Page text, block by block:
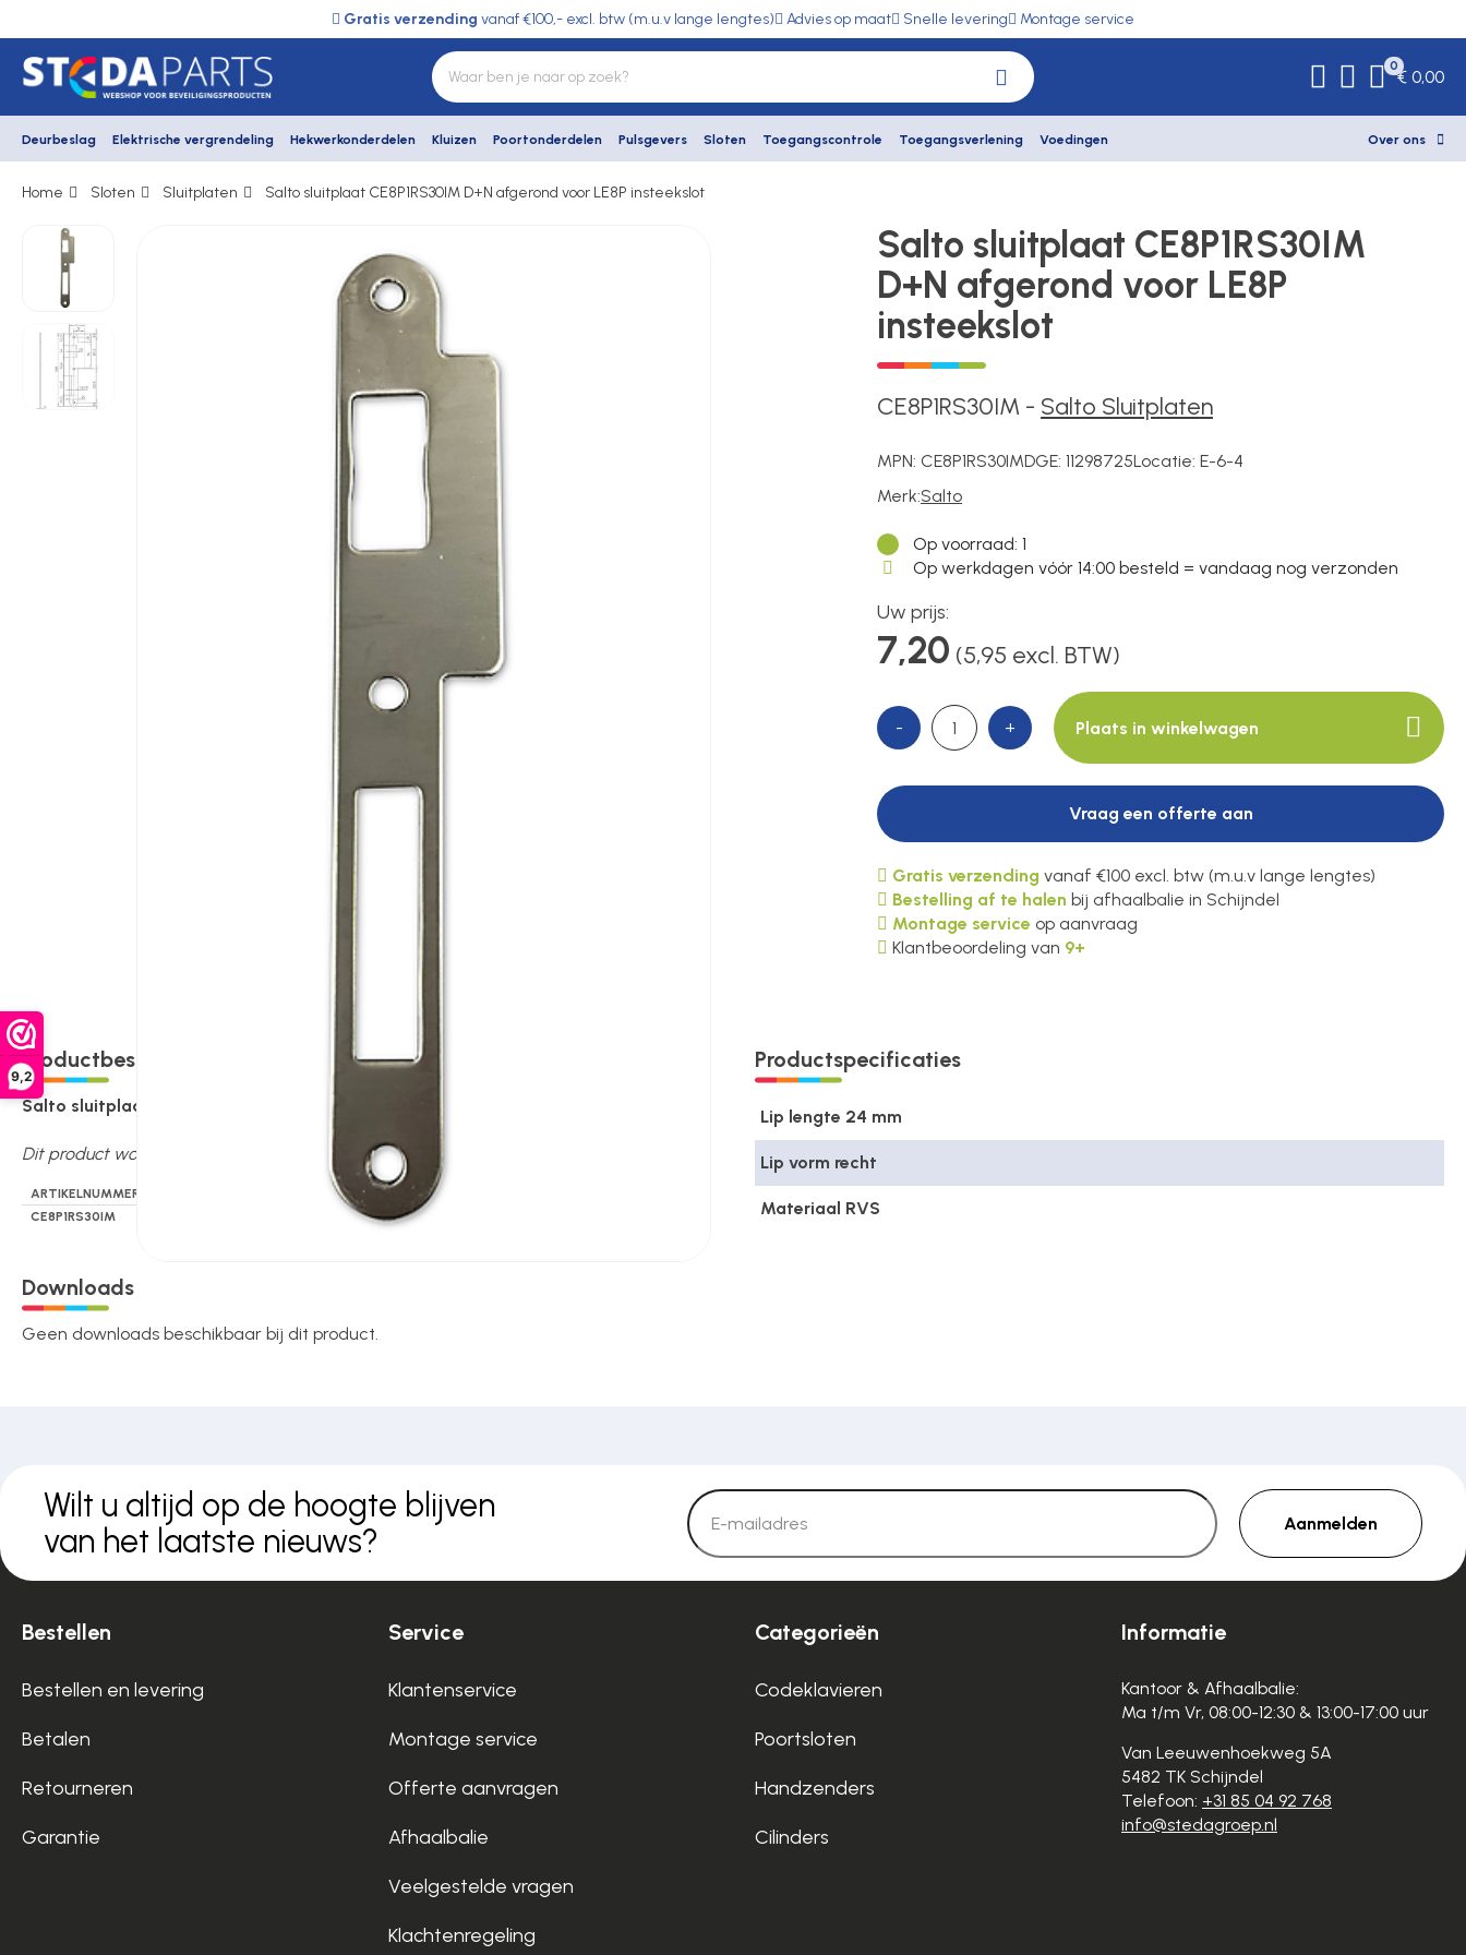
9,2
Gratis verzending vanaf €100,- excl. btw (m.u.v lange lengtes) Advies op maat Snelle levering Montage service
0
€ 0,00
Deurbeslag Elektrische vergrendeling Hekwerkonderdelen Kluizen Poortonderdelen Pulsgevers Sloten Toegangscontrole Toegangsverlening Voedingen Over ons
Deurbeslag
Elektrische vergrendeling
Hekwerkonderdelen
Contact
Home Sloten Sluitplaten Salto sluitplaat CE8P1RS30IM D+N afgerond voor LE8P insteekslot
Salto sluitplaat CE8P1RS30IM
D+N afgerond voor LE8P
insteekslot
CE8P1RS30IM - Salto Sluitplaten
MPN: CE8P1RS30IMDGE: 11298725Locatie: E-6-4
Merk:Salto
Op voorraad: 1
Op werkdagen vóór 14:00 besteld = vandaag nog verzonden
Uw prijs:
7,20 (5,95 excl. BTW)
- + Plaats in winkelwagen
Vraag een offerte aan
Gratis verzending vanaf €100 excl. btw (m.u.v lange lengtes)
Bestelling af te halen bij afhaalbalie in Schijndel
Montage service op aanvraag
Klantbeoordeling van 9+
Productbeschrijving
Salto sluitplaat D+N afgerond voor LE8P insteekslot van Salto
Dit product wordt per stuks verkocht.
ARTIKELNUMMER
MPN
CE8P1RS30IM
CE8P1RS30IM
Productspecificaties
Lip lengte 24 mm
Lip vorm recht
Materiaal RVS
Downloads
Geen downloads beschikbaar bij dit product.
Wilt u altijd op de hoogte blijven
van het laatste nieuws?
Aanmelden
Bestellen
Bestellen en levering
Betalen
Retourneren
Garantie
Service
Klantenservice
Montage service
Offerte aanvragen
Afhaalbalie
Veelgestelde vragen
Klachtenregeling
Categorieën
Codeklavieren
Poortsloten
Handzenders
Cilinders
Informatie
Kantoor & Afhaalbalie:
Ma t/m Vr, 08:00-12:30 & 13:00-17:00 uur
Van Leeuwenhoekweg 5A
5482 TK Schijndel
Telefoon: +31 85 04 92 768
info@stedagroep.nl